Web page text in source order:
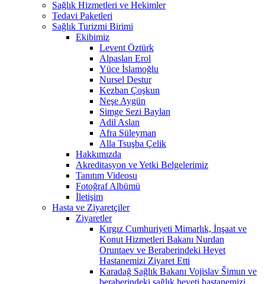
Sağlık Hizmetleri ve Hekimler
Tedavi Paketleri
Sağlık Turizmi Birimi
Ekibimiz
Levent Öztürk
Alpaslan Erol
Yüce İslamoğlu
Nursel Destur
Kezban Çoşkun
Neşe Aygün
Simge Sezi Baylan
Adil Aslan
Afra Süleyman
Alla Tsuşba Çelik
Hakkımızda
Akreditasyon ve Yetki Belgelerimiz
Tanıtım Videosu
Fotoğraf Albümü
İletişim
Hasta ve Ziyaretçiler
Ziyaretler
Kırgız Cumhuriyeti Mimarlık, İnşaat ve
Konut Hizmetleri Bakanı Nurdan
Oruntaev ve Beraberindeki Heyet
Hastanemizi Ziyaret Etti
Karadağ Sağlık Bakanı Vojislav Šimun ve
beraberindeki sağlık heyeti hastanemizi